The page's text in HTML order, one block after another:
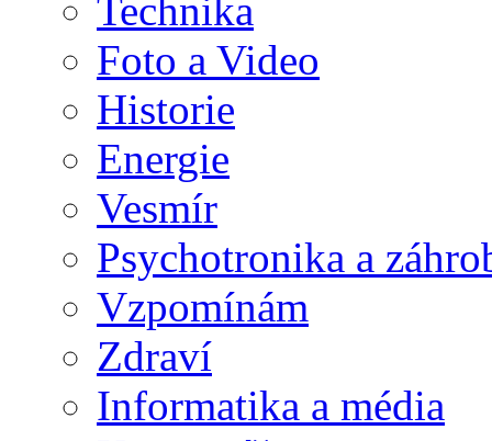
Technika
Foto a Video
Historie
Energie
Vesmír
Psychotronika a
Vzpomínám
Zdraví
Informatika a média